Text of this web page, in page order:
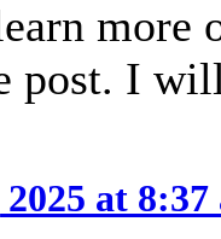
more
post. I
at 8:37